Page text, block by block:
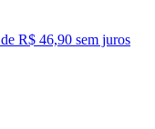
R$ 46,90 sem juros